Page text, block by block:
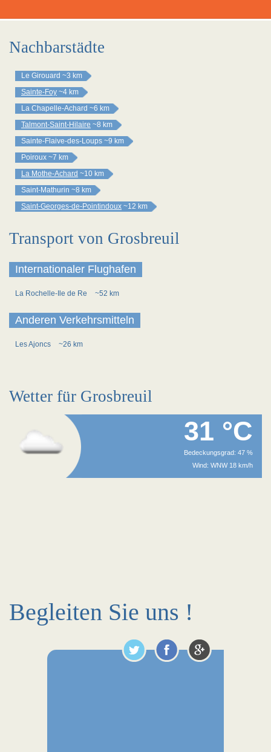
Nachbarstädte
Le Girouard ~3 km
Sainte-Foy ~4 km
La Chapelle-Achard ~6 km
Talmont-Saint-Hilaire ~8 km
Sainte-Flaive-des-Loups ~9 km
Poiroux ~7 km
La Mothe-Achard ~10 km
Saint-Mathurin ~8 km
Saint-Georges-de-Pointindoux ~12 km
Transport von Grosbreuil
Internationaler Flughafen
La Rochelle-Ile de Re ~52 km
Anderen Verkehrsmitteln
Les Ajoncs ~26 km
Wetter für Grosbreuil
31 °C
Bedeckungsgrad: 47 %
Wind: WNW 18 km/h
Begleiten Sie uns !